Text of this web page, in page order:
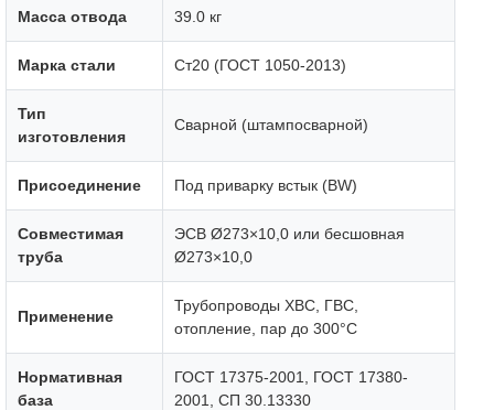
Масса отвода 39.0 кг
Марка стали Ст20 (ГОСТ 1050-2013)
Тип
изготовления
Сварной (штампосварной)
Присоединение Под приварку встык (BW)
Совместимая
труба
ЭСВ Ø273×10,0 или бесшовная
Ø273×10,0
Применение
Трубопроводы ХВС, ГВС,
отопление, пар до 300°C
Нормативная
база
ГОСТ 17375-2001, ГОСТ 17380-
2001, СП 30.13330